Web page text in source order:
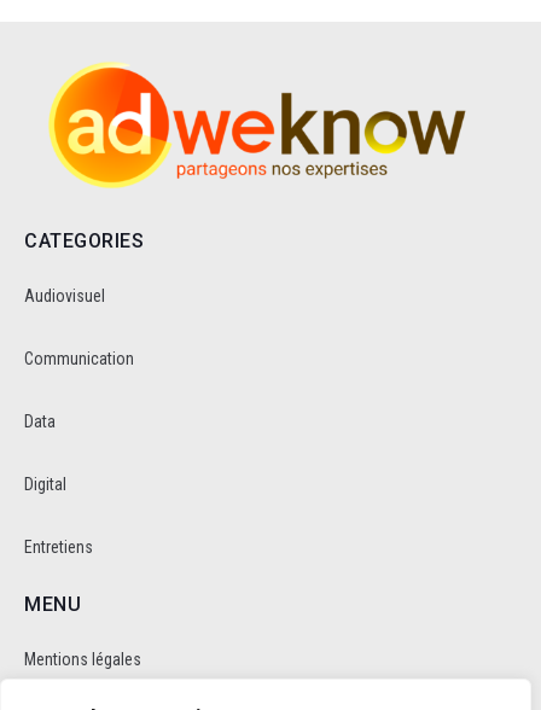
CATEGORIES
Audiovisuel
Communication
Data
Digital
Entretiens
MENU
Mentions légales